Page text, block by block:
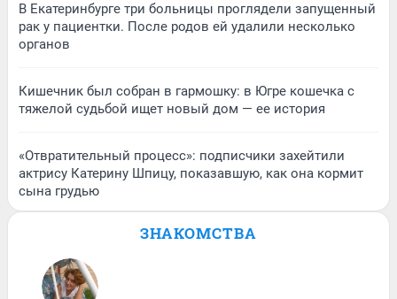
В Екатеринбурге три больницы проглядели запущенный
рак у пациентки. После родов ей удалили несколько
органов
Кишечник был собран в гармошку: в Югре кошечка с
тяжелой судьбой ищет новый дом — ее история
«Отвратительный процесс»: подписчики захейтили
актрису Катерину Шпицу, показавшую, как она кормит
сына грудью
ЗНАКОМСТВА